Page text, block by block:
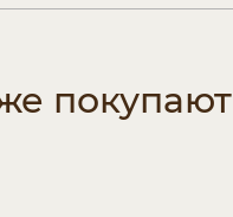
покупают